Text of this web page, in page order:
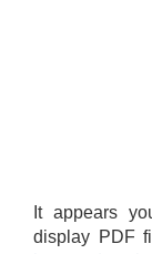
It appears
display PDF